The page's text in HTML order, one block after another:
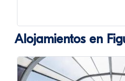
Alojamientos en